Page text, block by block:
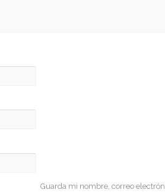
Guarda mi nombre, correo